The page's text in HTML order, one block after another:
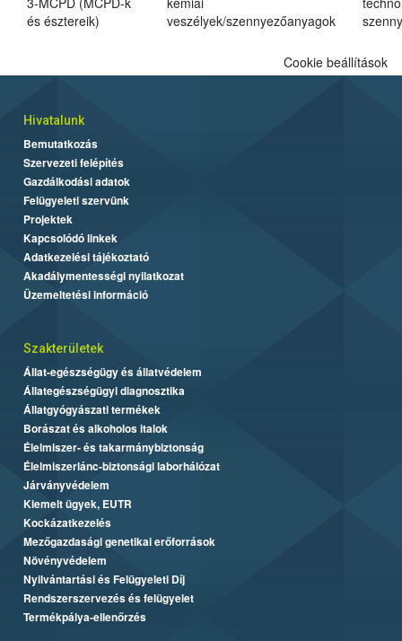
és észtereik)
veszélyek/szennyezőanyagok
Cookie beállítások
Hivatalunk
Bemutatkozás
Szervezeti felépítés
Gazdálkodási adatok
Felügyeleti szervünk
Projektek
Kapcsolódó linkek
Adatkezelési tájékoztató
Akadálymentességi nyilatkozat
Üzemeltetési információ
Szakterületek
Állat-egészségügy és állatvédelem
Állategészségügyi diagnosztika
Állatgyógyászati termékek
Borászat és alkoholos italok
Élelmiszer- és takarmánybiztonság
Élelmiszerlánc-biztonsági laborhálózat
Járványvédelem
Kiemelt ügyek, EUTR
Kockázatkezelés
Mezőgazdasági genetikai erőforrások
Növényvédelem
Nyilvántartási és Felügyeleti Díj
Rendszerszervezés és felügyelet
Termékpálya-ellenőrzés